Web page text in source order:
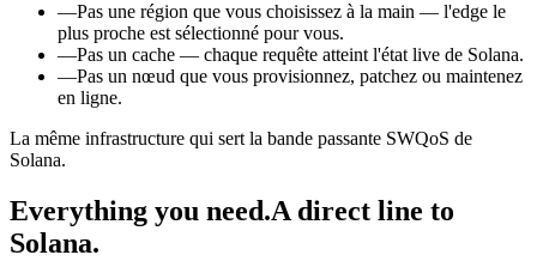
—Pas une région que vous choisissez à la main — l'edge le
plus proche est sélectionné pour vous.
—Pas un cache — chaque requête atteint l'état live de Solana.
—Pas un nœud que vous provisionnez, patchez ou maintenez
en ligne.
La même infrastructure qui sert la bande passante SWQoS de
Solana.
Everything you need.A direct line to
Solana.